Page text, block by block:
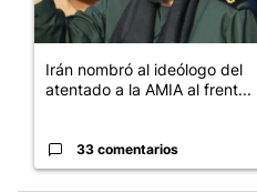
Irán nombró al ideólogo del
atentado a la AMIA al frent...
33 comentarios